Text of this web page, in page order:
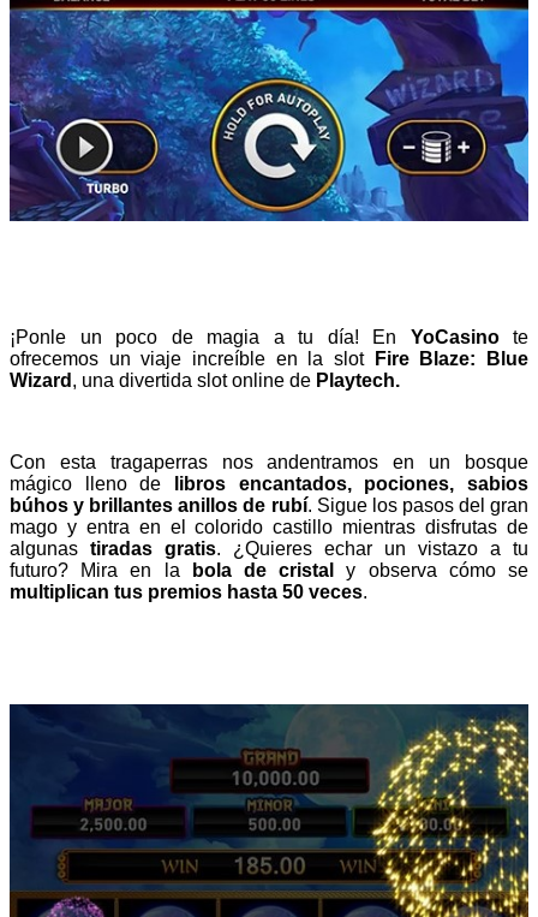
¡Ponle un poco de magia a tu día! En YoCasinote
ofrecemos un viaje increíble en la slot
Fire Blaze: Blue
Wizard , una divertida slot online de Playtech.
Con esta tragaperras nos andentramos en un bosque
mágico lleno de
libros encantados, pociones, sabios
búhos y brillantes anillos de rubí. Sigue los pasos del gran
mago y entra en el colorido castillo mientras disfrutas de
algunas tiradas gratis. ¿Quieres echar un vistazo a tu
futuro? Mira en la
bola de cristal
y observa cómo se
multiplican tus premios hasta 50 veces.